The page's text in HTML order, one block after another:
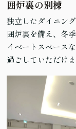
囲炉裏の別棟
独立したダイニン
囲炉裏を備え、冬
イベートスペース
過ごしていただけま